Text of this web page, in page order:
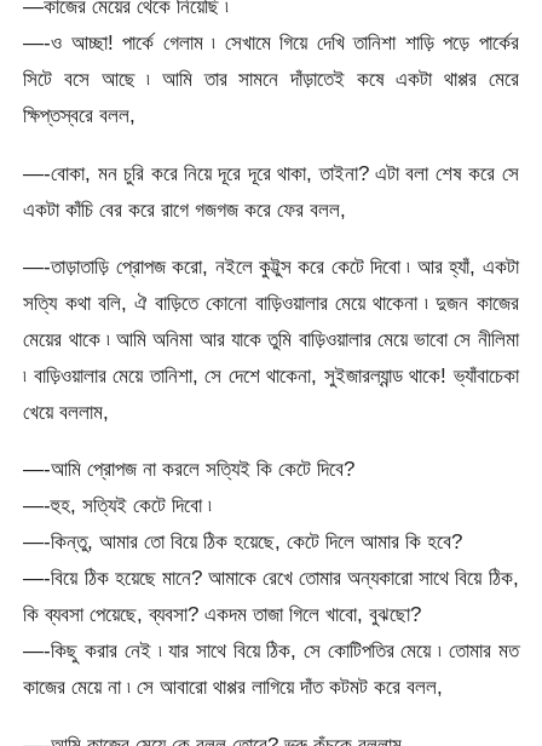
—কাজের মেয়ের থেকে নিয়েছি ৷
—-ও আচ্ছা! পার্কে গেলাম ৷ সেখামে গিয়ে দেখি তানিশা শাড়ি পড়ে পার্কের
সিটে বসে আছে ৷ আমি তার সামনে দাঁড়াতেই কষে একটা থাপ্পর মেরে
ক্ষিপ্তস্বরে বলল,
—-বোকা, মন চুরি করে নিয়ে দূরে দূরে থাকা, তাইনা? এটা বলা শেষ করে সে
একটা কাঁচি বের করে রাগে গজগজ করে ফের বলল,
—-তাড়াতাড়ি প্রোপজ করো, নইলে কুট্টুস করে কেটে দিবো ৷ আর হ্যাঁ, একটা
সত্যি কথা বলি, ঐ বাড়িতে কোনো বাড়িওয়ালার মেয়ে থাকেনা ৷ দুজন কাজের
মেয়ের থাকে ৷ আমি অনিমা আর যাকে তুমি বাড়িওয়ালার মেয়ে ভাবো সে নীলিমা
৷ বাড়িওয়ালার মেয়ে তানিশা, সে দেশে থাকেনা, সুইজারল্যান্ড থাকে! ভ্যাঁবাচেকা
খেয়ে বললাম,
—-আমি প্রোপজ না করলে সত্যিই কি কেটে দিবে?
—-হুহ, সত্যিই কেটে দিবো ৷
—-কিন্তু, আমার তো বিয়ে ঠিক হয়েছে, কেটে দিলে আমার কি হবে?
—-বিয়ে ঠিক হয়েছে মানে? আমাকে রেখে তোমার অন্যকারো সাথে বিয়ে ঠিক,
কি ব্যবসা পেয়েছে, ব্যবসা? একদম তাজা গিলে খাবো, বুঝছো?
—-কিছু করার নেই ৷ যার সাথে বিয়ে ঠিক, সে কোটিপতির মেয়ে ৷ তোমার মত
কাজের মেয়ে না ৷ সে আবারো থাপ্পর লাগিয়ে দাঁত কটমট করে বলল,